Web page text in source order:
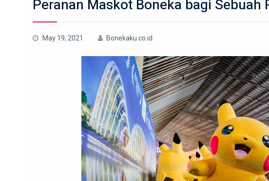
Peranan Maskot Boneka bagi Sebuah
May 19, 2021 Bonekaku.co.id